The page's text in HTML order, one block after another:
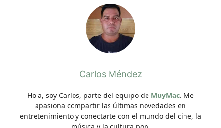
Carlos Méndez
Hola, soy Carlos, parte del equipo de MuyMac. Me
apasiona compartir las últimas novedades en
entretenimiento y conectarte con el mundo del cine, la